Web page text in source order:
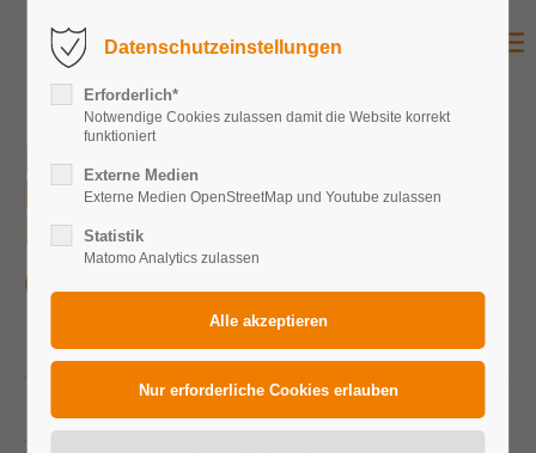
LWL Bau-und
liegenschaftsbetrieb
Münster
Öffentlich
Peakleistung Gesamtanlage 83,98 kWp
Datenschutzeinstellungen
Erforderlich*
Notwendige Cookies zulassen damit die Website korrekt
funktioniert
Externe Medien
Externe Medien OpenStreetMap und Youtube zulassen
Statistik
Matomo Analytics zulassen